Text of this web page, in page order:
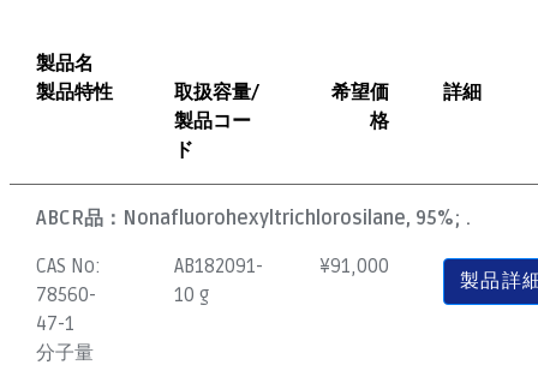
製品名
製品特性
取扱容量/
製品コー
ド
希望価
格
詳細
ABCR品： Nonafluorohexyltrichlorosilane, 95%; .
CAS No:
78560-
47-1
分子量
AB182091-
10 g
¥91,000
製品詳